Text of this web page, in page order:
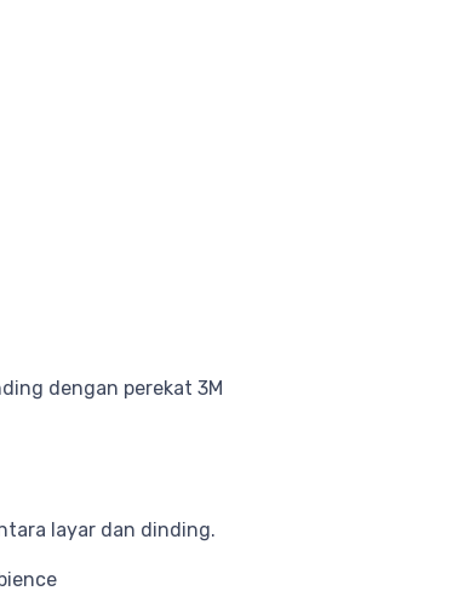
dengan perekat 3M
layar dan dinding.